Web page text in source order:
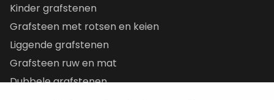
Kinder grafstenen
Grafsteen met rotsen en keien
Liggende grafstenen
Grafsteen ruw en mat
Dubbele grafstenen